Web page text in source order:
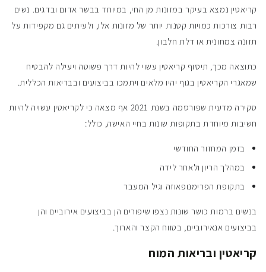
קריאטין נמצא בעיקר במזונות מן החי, במיוחד בבשר אדום ובדגים. נשים
רבות צורכות כמויות קטנות יותר של מזונות אלו, ולעיתים גם מקפידות על
תזונה צמחונית או דלת חלבון.
כתוצאה מכך, תיסוף קריאטין עשוי להיות דרך פשוטה ויעילה להבטיח
שמאגרי הקריאטין בגוף יהיו מלאים ויתמכו בביצועים ובבריאות הכללית.
סקירה מדעית שפורסמה בשנת 2021 אף מצאה כי לקריאטין עשויה להיות
חשיבות מיוחדת בתקופות שונות בחיי האישה, כולל:
בזמן המחזור החודשי
במהלך הריון ולאחר לידה
בתקופת הפרימנופאוזה וגיל המעבר
בנשים ברמות כושר שונות נצפו שיפורים הן בביצועים אירוביים והן
בביצועים אנאירוביים, בטווח הקצר והארוך.
קריאטין ובריאות המוח